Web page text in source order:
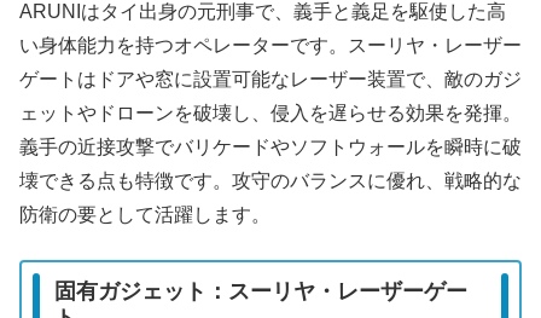
ARUNIはタイ出身の元刑事で、義手と義足を駆使した高
い身体能力を持つオペレーターです。スーリヤ・レーザー
ゲートはドアや窓に設置可能なレーザー装置で、敵のガジ
ェットやドローンを破壊し、侵入を遅らせる効果を発揮。
義手の近接攻撃でバリケードやソフトウォールを瞬時に破
壊できる点も特徴です。攻守のバランスに優れ、戦略的な
防衛の要として活躍します。
固有ガジェット：スーリヤ・レーザーゲー